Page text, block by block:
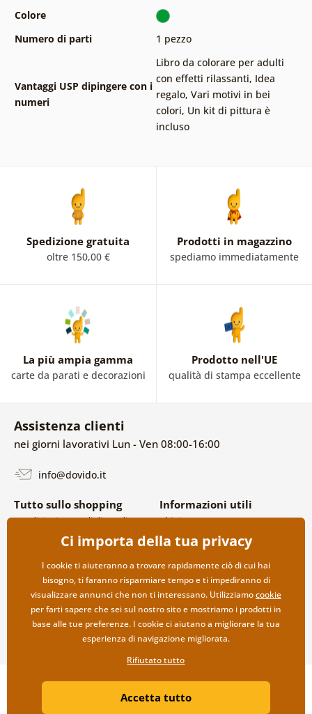
Colore
Numero di parti
1 pezzo
Vantaggi USP dipingere con i
numeri
Libro da colorare per adulti
con effetti rilassanti, Idea
regalo, Vari motivi in ​​bei
colori, Un kit di pittura è
incluso
Spedizione gratuita
oltre 150,00 €
Prodotti in magazzino
spediamo immediatamente
La più ampia gamma
carte da parati e decorazioni
Prodotto nell'UE
qualità di stampa eccellente
Assistenza clienti
nei giorni lavorativi Lun - Ven 08:00-16:00
info@dovido.it
Tutto sullo shopping
Condizioni generali di vendita e
Politica sulla privacy
Opzioni di spedizione e
pagamento
Reso della merce
Informazioni utili
Chi siamo
FAQ
Contatti
Collaborazione all’ingrosso
Copyright ©2019 © Dovido.it.
Litvanyi.sk| Negozio online creato da
Ci importa della tua privacy
I cookie ti aiuteranno a trovare rapidamente ciò di cui hai
bisogno, ti faranno risparmiare tempo e ti impediranno di
visualizzare annunci che non ti interessano. Utilizziamocookie
per farti sapere che sei sul nostro sito e mostriamo i prodotti in
base alle tue preferenze. I cookie ci aiutano a migliorare la tua
esperienza di navigazione migliorata.
Rifiutato tutto
Accetta tutto